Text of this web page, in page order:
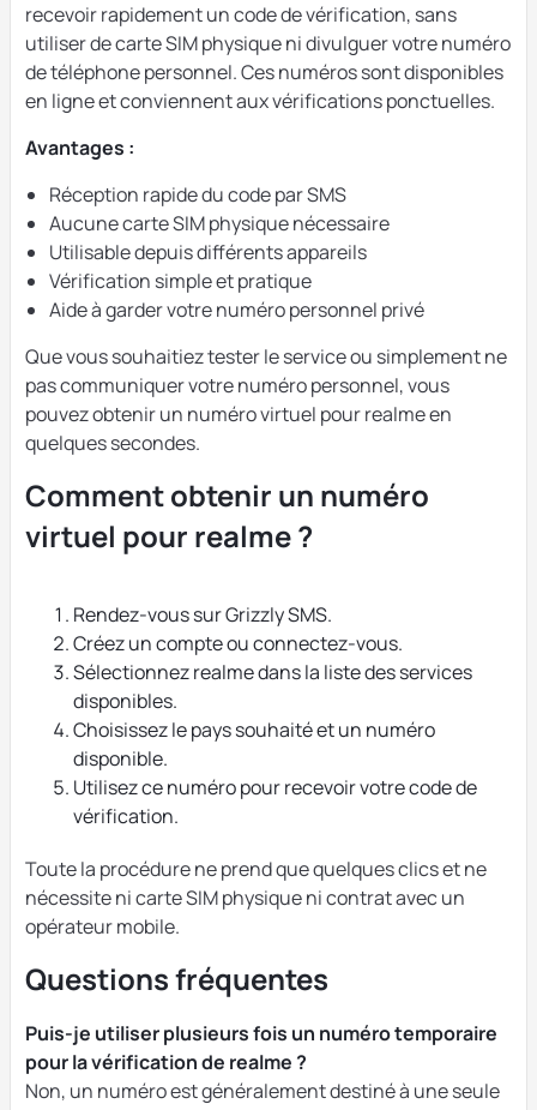
recevoir rapidement un code de vérification, sans
utiliser de carte SIM physique ni divulguer votre numéro
de téléphone personnel. Ces numéros sont disponibles
en ligne et conviennent aux vérifications ponctuelles.
Avantages :
Réception rapide du code par SMS
Aucune carte SIM physique nécessaire
Utilisable depuis différents appareils
Vérification simple et pratique
Aide à garder votre numéro personnel privé
Que vous souhaitiez tester le service ou simplement ne
pas communiquer votre numéro personnel, vous
pouvez obtenir un numéro virtuel pour realme en
quelques secondes.
Comment obtenir un numéro
virtuel pour realme ?
Rendez-vous sur Grizzly SMS.
Créez un compte ou connectez-vous.
Sélectionnez realme dans la liste des services
disponibles.
Choisissez le pays souhaité et un numéro
disponible.
Utilisez ce numéro pour recevoir votre code de
vérification.
Toute la procédure ne prend que quelques clics et ne
nécessite ni carte SIM physique ni contrat avec un
opérateur mobile.
Questions fréquentes
Puis-je utiliser plusieurs fois un numéro temporaire
pour la vérification de realme ?
Non, un numéro est généralement destiné à une seule